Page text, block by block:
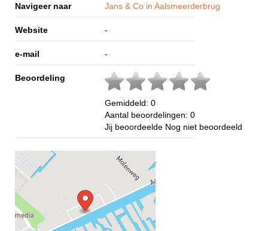
Navigeer naar Jans & Co in Aalsmeerderbrug
Website -
e-mail -
Beoordeling
Gemiddeld: 0
Aantal beoordelingen: 0
Jij beoordeelde Nog niet beoordeeld